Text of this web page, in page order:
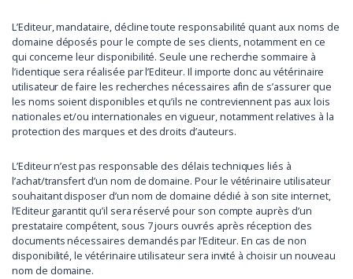
L’Editeur, mandataire, décline toute responsabilité quant aux noms de
domaine déposés pour le compte de ses clients, notamment en ce
qui concerne leur disponibilité. Seule une recherche sommaire à
l’identique sera réalisée par l’Editeur. Il importe donc au vétérinaire
utilisateur de faire les recherches nécessaires afin de s’assurer que
les noms soient disponibles et qu’ils ne contreviennent pas aux lois
nationales et/ou internationales en vigueur, notamment relatives à la
protection des marques et des droits d’auteurs.
L’Editeur n’est pas responsable des délais techniques liés à
l’achat/transfert d’un nom de domaine. Pour le vétérinaire utilisateur
souhaitant disposer d’un nom de domaine dédié à son site internet,
l’Editeur garantit qu’il sera réservé pour son compte auprès d’un
prestataire compétent, sous 7 jours ouvrés après réception des
documents nécessaires demandés par l’Editeur. En cas de non
disponibilité, le vétérinaire utilisateur sera invité à choisir un nouveau
nom de domaine.